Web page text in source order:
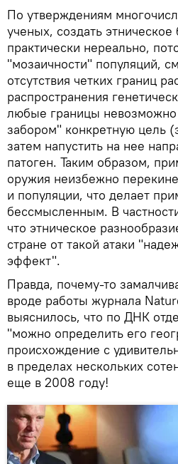
По утверждениям
ученых, создать
практически нереально,
"мозаичности" популяций,
отсутствия четких границ
распространения
любые границы невозможно
забором" конкретную цель
затем напустить на нее
патоген. Таким образом,
оружия неизбежно
и популяции, что делает
бессмысленным. В
что этническое
стране от такой атаки
эффект".
Правда, почему-то
вроде работы журнала
выяснилось, что по ДНК
"можно определить его
происхождение с
в пределах нескольких
еще в 2008 году!